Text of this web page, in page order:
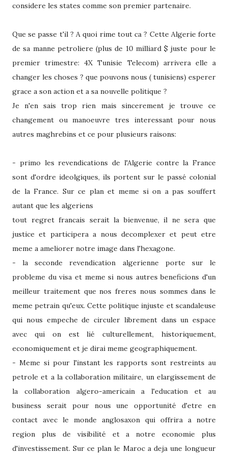
considere les states comme son premier partenaire.
Que se passe t'il ? A quoi rime tout ca ? Cette Algerie forte
de sa manne petroliere (plus de 10 milliard $ juste pour le
premier trimestre: 4X Tunisie Telecom) arrivera elle a
changer les choses ? que pouvons nous ( tunisiens) esperer
grace a son action et a sa nouvelle politique ?
Je n'en sais trop rien mais sincerement je trouve ce
changement ou manoeuvre tres interessant pour nous
autres maghrebins et ce pour plusieurs raisons:
- primo les revendications de l'Algerie contre la France
sont d'ordre ideolgiques, ils portent sur le passé colonial
de la France. Sur ce plan et meme si on a pas souffert
autant que les algeriens
tout regret francais serait la bienvenue, il ne sera que
justice et participera a nous decomplexer et peut etre
meme a ameliorer notre image dans l'hexagone.
- la seconde revendication algerienne porte sur le
probleme du visa et meme si nous autres beneficions d'un
meilleur traitement que nos freres nous sommes dans le
meme petrain qu'eux. Cette politique injuste et scandaleuse
qui nous empeche de circuler librement dans un espace
avec qui on est lié culturellement, historiquement,
economiquement et je dirai meme geographiquement.
- Meme si pour l'instant les rapports sont restreints au
petrole et a la collaboration militaire, un elargissement de
la collaboration algero-americain a l'education et au
business serait pour nous une opportunité d'etre en
contact avec le monde anglosaxon qui offrira a notre
region plus de visibilité et a notre economie plus
d'investissement. Sur ce plan le Maroc a deja une longueur